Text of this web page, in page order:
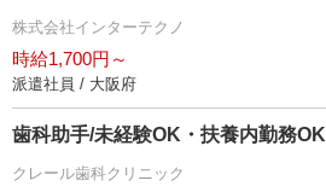
株式会社インターテクノ
時給1,700円～
派遣社員 / 大阪府
歯科助手/未経験OK・扶養内勤務OK
クレール歯科クリニック